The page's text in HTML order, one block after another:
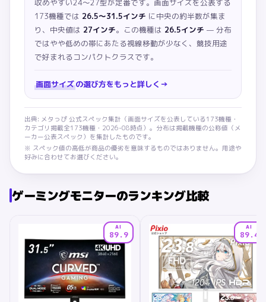
収めやすい24〜27型が定番です。 画面サイズを公表する
173機種では 26.5〜31.5インチ に中央の約半数が集ま
り、中央値は 27インチ。この機種は 26.5インチ — 分布
ではやや低めの帯にあたる視線移動が少なく、競技用途
で好まれるコンパクトクラスです。
画面サイズの選び方をもっと詳しく →
出典: メタっぴ 公式スペック集計（ 画面サイズを公表している 173機種・
カテゴリ掲載全173機種・ 2026-08時点）。分布は掲載機種の公称値（メ
ーカー公表スペック）を集計したものです。
※ スペック値の高低が商品の優劣を意味するものではありません。用途や
好みに合わせてお選びください。
ゲーミングモニターのランキング比較
AI
89.9
AI
89.4